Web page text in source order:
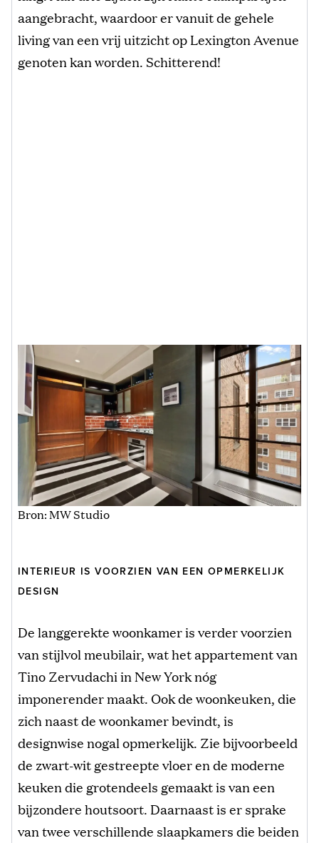
aangebracht, waardoor er vanuit de gehele
living van een vrij uitzicht op Lexington Avenue
genoten kan worden. Schitterend!
Bron: MW Studio
INTERIEUR IS VOORZIEN VAN EEN OPMERKELIJK
DESIGN
De langgerekte woonkamer is verder voorzien
van stijlvol meubilair, wat het appartement van
Tino Zervudachi in New York nóg
imponerender maakt. Ook de woonkeuken, die
zich naast de woonkamer bevindt, is
designwise nogal opmerkelijk. Zie bijvoorbeeld
de zwart-wit gestreepte vloer en de moderne
keuken die grotendeels gemaakt is van een
bijzondere houtsoort. Daarnaast is er sprake
van twee verschillende slaapkamers die beiden